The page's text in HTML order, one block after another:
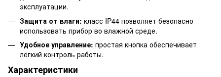
эксплуатации.
Защита от влаги: класс IP44 позволяет безопасно
использовать прибор во влажной среде.
Удобное управление: простая кнопка обеспечивает
лёгкий контроль работы.
Характеристики